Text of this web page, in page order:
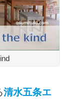
清水五条エ